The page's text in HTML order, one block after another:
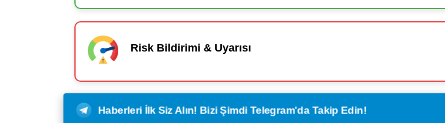
Risk Bildirimi & Uyarısı
Haberleri İlk Siz Alın! Bizi Şimdi Telegram'da Takip Edin!